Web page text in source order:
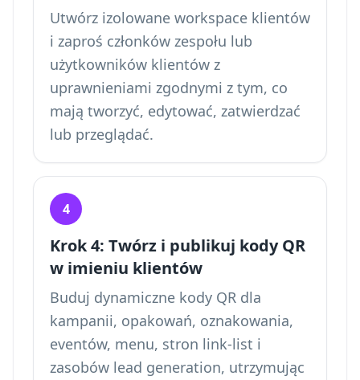
Utwórz izolowane workspace klientów
i zaproś członków zespołu lub
użytkowników klientów z
uprawnieniami zgodnymi z tym, co
mają tworzyć, edytować, zatwierdzać
lub przeglądać.
4
Krok 4: Twórz i publikuj kody QR
w imieniu klientów
Buduj dynamiczne kody QR dla
kampanii, opakowań, oznakowania,
eventów, menu, stron link-list i
zasobów lead generation, utrzymując